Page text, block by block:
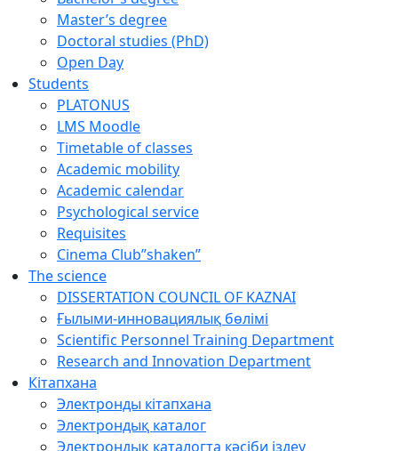
Master’s degree
Doctoral studies (PhD)
Open Day
Students
PLATONUS
LMS Moodle
Timetable of classes
Academic mobility
Academic calendar
Psychological service
Requisites
Cinema Club”shaken”
The science
DISSERTATION COUNCIL OF KAZNAI
Ғылыми-инновациялық бөлімі
Scientific Personnel Training Department
Research and Innovation Department
Кітапхана
Электронды кітапхана
Электрондық каталог
Электрондық каталогта кәсіби іздеу